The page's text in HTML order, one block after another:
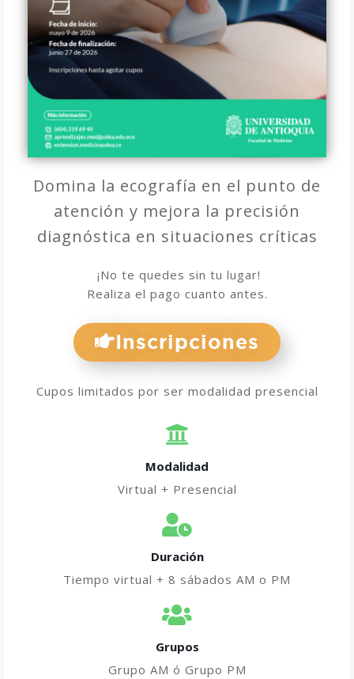
Domina la ecografía en el punto de
atención y mejora la precisión
diagnóstica en situaciones críticas
¡No te quedes sin tu lugar!
Realiza el pago cuanto antes.
Inscripciones
Cupos limitados por ser modalidad presencial
Modalidad
Virtual + Presencial
Duración
Tiempo virtual + 8 sábados AM o PM
Grupos
Grupo AM ó Grupo PM